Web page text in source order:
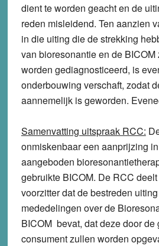
dient te worden geacht en de
reden misleidend. Ten aanzien
in die uiting die de strekking
van bioresonantie en de BICOM
worden gediagnosticeerd, is
onderbouwing verschaft, zodat
aannemelijk is geworden.
Samenvatting uitspraak RCC:
onmiskenbaar een aanprijzing
aangeboden
gebruikte BICOM. De RCC
voorzitter dat de bestreden
mededelingen over de
BICOM bevat, dat deze door de
consument zullen worden